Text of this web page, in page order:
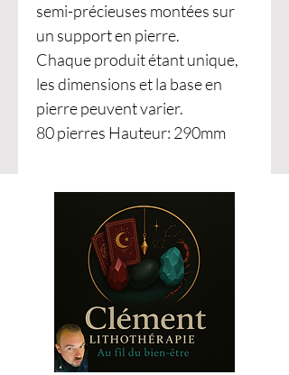
semi-précieuses montées sur
un support en pierre.
Chaque produit étant unique,
les dimensions et la base en
pierre peuvent varier.
80 pierres Hauteur: 290mm